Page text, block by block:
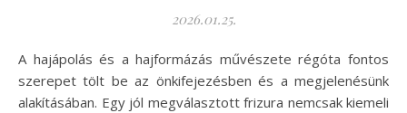
2026.01.25.
A hajápolás és a hajformázás művészete régóta fontos
szerepet tölt be az önkifejezésben és a megjelenésünk
alakításában. Egy jól megválasztott frizura nemcsak kiemeli